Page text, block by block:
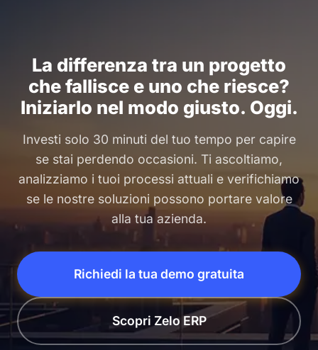
La differenza tra un progetto
che fallisce e uno che riesce?
Iniziarlo nel modo giusto. Oggi.
Investi solo 30 minuti del tuo tempo per capire
se stai perdendo occasioni. Ti ascoltiamo,
analizziamo i tuoi processi attuali e verifichiamo
se le nostre soluzioni possono portare valore
alla tua azienda.
Richiedi la tua demo gratuita
Scopri Zelo ERP